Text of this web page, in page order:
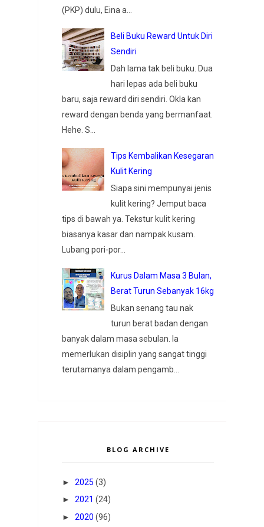
(PKP) dulu, Eina a...
Beli Buku Reward Untuk Diri
Sendiri
Dah lama tak beli buku. Dua
hari lepas ada beli buku
baru, saja reward diri sendiri. Okla kan
reward dengan benda yang bermanfaat.
Hehe. S...
Tips Kembalikan Kesegaran
Kulit Kering
Siapa sini mempunyai jenis
kulit kering? Jemput baca
tips di bawah ya. Tekstur kulit kering
biasanya kasar dan nampak kusam.
Lubang pori-por...
Kurus Dalam Masa 3 Bulan,
Berat Turun Sebanyak 16kg
Bukan senang tau nak
turun berat badan dengan
banyak dalam masa sebulan. Ia
memerlukan disiplin yang sangat tinggi
terutamanya dalam pengamb...
BLOG ARCHIVE
► 2025 (3)
► 2021 (24)
► 2020 (96)